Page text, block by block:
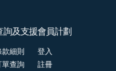
詢及支援
款細則
單查詢
會員計劃
登入
註冊